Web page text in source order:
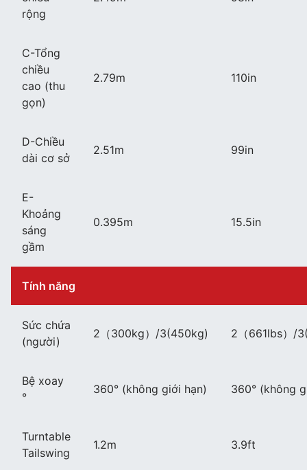
rộng
C-Tổng
chiều
cao (thu
gọn)
2.79m 110in
D-Chiều
dài cơ sở
2.51m 99in
E-
Khoảng
sáng
gầm
0.395m 15.5in
Tính năng
Sức chứa
(người)
2（300kg）/3(450kg) 2（661lbs）/
Bệ xoay
°
360° (không giới hạn) 360° (không
Turntable
Tailswing
1.2m 3.9ft